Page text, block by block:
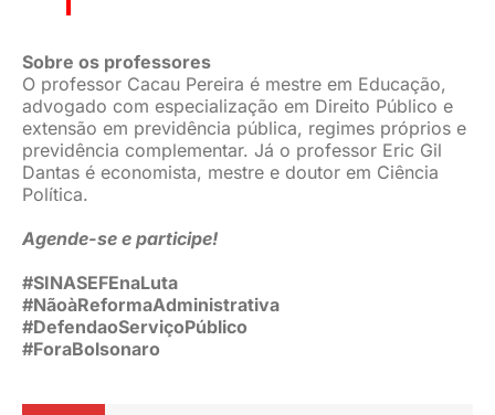
Sobre os professores
O professor Cacau Pereira é mestre em Educação,
advogado com especialização em Direito Público e
extensão em previdência pública, regimes próprios e
previdência complementar. Já o professor Eric Gil
Dantas é economista, mestre e doutor em Ciência
Política.
Agende-se e participe!
#SINASEFEnaLuta
#NãoàReformaAdministrativa
#DefendaoServiçoPúblico
#ForaBolsonaro